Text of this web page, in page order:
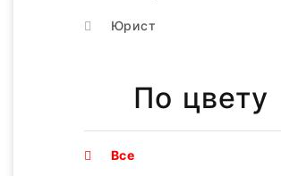
Юрист
По цвету
Все